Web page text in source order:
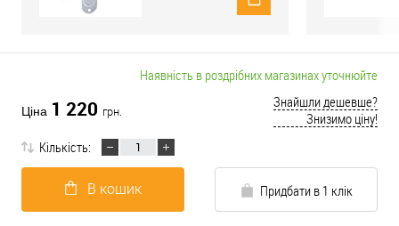
Наявність в роздрібних магазинах уточнюйте
Ціна 1 220 грн.
Знайшли дешевше?
Знизимо ціну!
Кількість:
В кошик Придбати в 1 клік